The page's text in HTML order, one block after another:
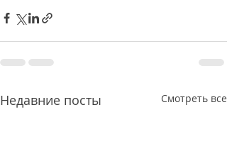
Недавние посты Смотреть все